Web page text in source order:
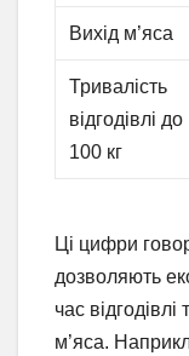
Вихід м’яса
Тривалість
відгодівлі до
100 кг
Ці цифри
дозволяють
час
м’яса.